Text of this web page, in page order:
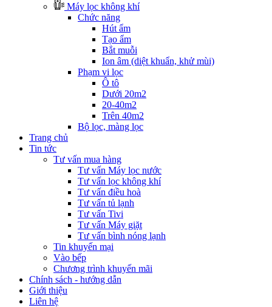
Máy lọc không khí
Chức năng
Hút ẩm
Tạo ẩm
Bắt muỗi
Ion âm (diệt khuẩn, khử mùi)
Phạm vi lọc
Ô tô
Dưới 20m2
20-40m2
Trên 40m2
Bộ lọc, màng lọc
Trang chủ
Tin tức
Tư vấn mua hàng
Tư vấn Máy lọc nước
Tư vấn lọc không khí
Tư vấn điều hoà
Tư vấn tủ lạnh
Tư vấn Tivi
Tư vấn Máy giặt
Tư vấn bình nóng lạnh
Tin khuyến mại
Vào bếp
Chương trình khuyến mãi
Chính sách - hướng dẫn
Giới thiệu
Liên hệ